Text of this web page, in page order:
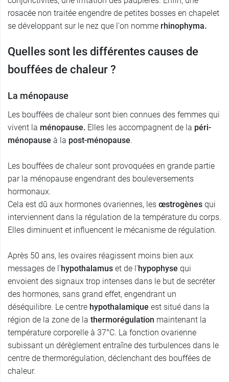
rosacée non traitée engendre de petites bosses en chapelet
se développant sur le nez que l'on nomme rhinophyma.
Quelles sont les différentes causes de
bouffées de chaleur ?
La ménopause
Les bouffées de chaleur sont bien connues des femmes qui
vivent la ménopause. Elles les accompagnent de la péri-
ménopause à la post-ménopause.
Les bouffées de chaleur sont provoquées en grande partie
par la ménopause engendrant des bouleversements
hormonaux.
Cela est dû aux hormones ovariennes, les œstrogènes qui
interviennent dans la régulation de la température du corps.
Elles diminuent et influencent le mécanisme de régulation.
Après 50 ans, les ovaires réagissent moins bien aux
messages de l'hypothalamus et de l'hypophyse qui
envoient des signaux trop intenses dans le but de secréter
des hormones, sans grand effet, engendrant un
déséquilibre. Le centre hypothalamique est situé dans la
région de la zone de la thermorégulation maintenant la
température corporelle à 37°C. La fonction ovarienne
subissant un dérèglement entraîne des turbulences dans le
centre de thermorégulation, déclenchant des bouffées de
chaleur.